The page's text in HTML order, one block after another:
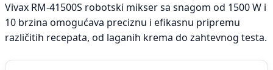
Vivax RM-41500S robotski mikser sa snagom od 1500 W i
10 brzina omogućava preciznu i efikasnu pripremu
različitih recepata, od laganih krema do zahtevnog testa.